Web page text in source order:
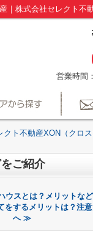
株式会社セレクト不
営業時間
クト不動産XON（クロ
ご紹介
スとは？メリットな
をするメリットは？注
へ ≫